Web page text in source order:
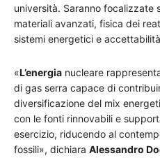
università. Saranno focalizzate
materiali avanzati, fisica dei
sistemi energetici e
«L’energia nucleare
di gas serra capace di
diversificazione del mix
con le fonti rinnovabili e
esercizio, riducendo al
fossili», dichiara Alessandro